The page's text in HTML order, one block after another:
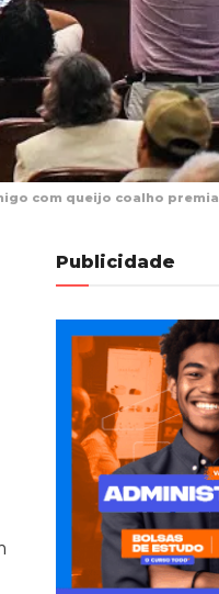
com queijo coalho
Publicidade